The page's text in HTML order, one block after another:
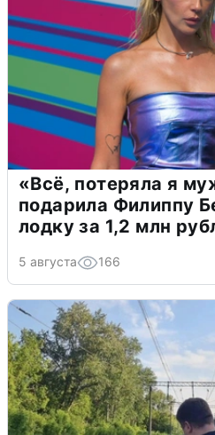
«Всё, потеряла я
подарила Филиппу
лодку за 1,2 млн
5 августа 166